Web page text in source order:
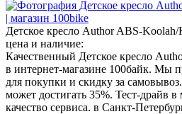
Детское кресло Author ABS-Koolah/
цена и наличие:
Качественный Детское кресло
в интернет-магазине 100байк. Мы
для покупки и скидку за
может достигать 35%. Тест-драйв
качество сервиса. в Санкт-